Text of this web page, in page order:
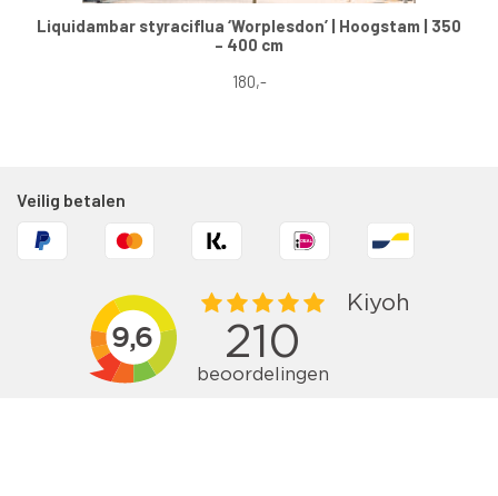
Liquidambar styraciflua ‘Worplesdon’ | Hoogstam | 350
– 400 cm
180,-
Veilig betalen